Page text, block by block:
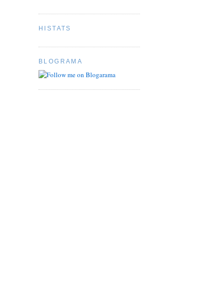
HISTATS
BLOGRAMA